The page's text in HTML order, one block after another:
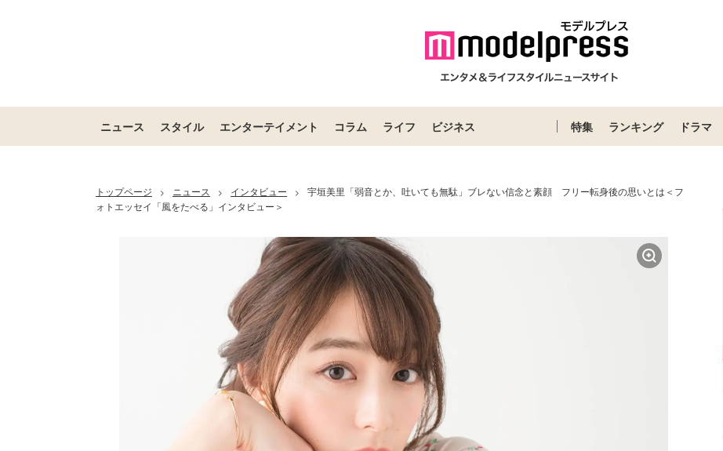
ニュース スタイル エンターテイメント コラム ライフ ビジネス 特集 ランキング ドラマ
トップページ > ニュース > インタビュー >
宇垣美里「弱音とか、吐いても無駄」ブレない信念と素顔 フリー転身後の思いとは＜フ
ォトエッセイ「風をたべる」インタビュー＞